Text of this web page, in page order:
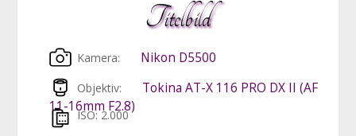
Titelbild
Kamera: Nikon D5500
Objektiv:
Tokina AT-X 116 PRO DX II (AF
11-16mm F2.8)
ISO: 2.000